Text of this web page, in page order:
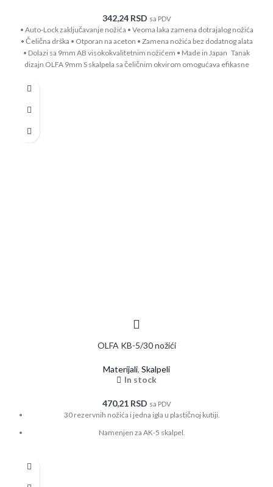
342,24 RSD sa PDV
• Auto-Lock zaključavanje nožića • Veoma laka zamena dotrajalog nožića
• Čelična drška • Otporan na aceton • Zamena nožića bez dodatnog alata
• Dolazi sa 9mm AB visokokvalitetnim nožićem • Made in Japan Tanak
dizajn OLFA 9mm S skalpela sa čeličnim okvirom omogućava efikasne
sečenje sa kontrolom jednim dodirom. Ovaj skalpel se isporučuje sa
tačne i detaljne rezove. Kada se segment istupi, jednostavno lomljenje
otkriva novu oštricu. Promena nožića je jednostavna i bez dodatnih alata.
OLFA KB-5/30 nožići
Materijali, Skalpeli
In stock
470,21 RSD sa PDV
30 rezervnih nožića i jedna igla u plastičnoj kutiji.
Namenjen za AK-5 skalpel.